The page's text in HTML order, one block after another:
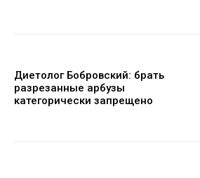
Диетолог Бобровский: брать
разрезанные арбузы
категорически запрещено